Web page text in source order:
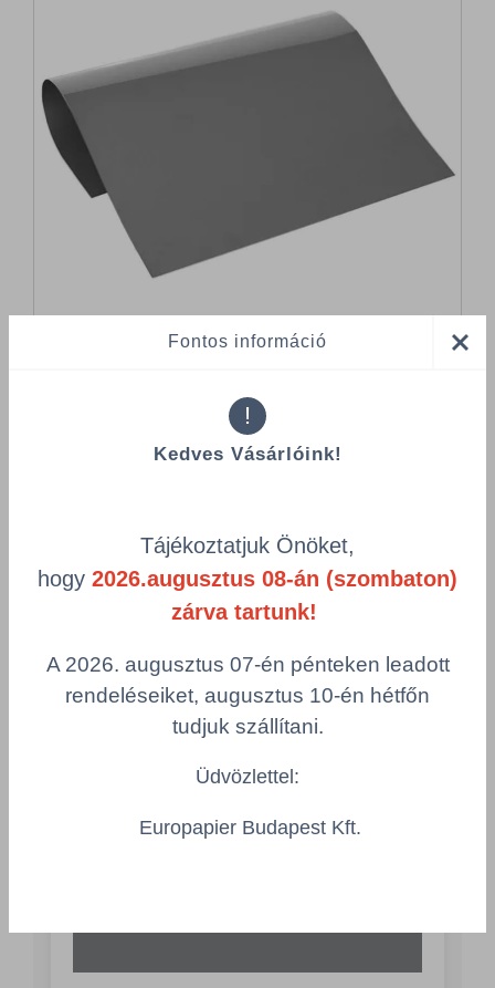
Összes termék (a rendezéshez - SZŰRÉS - kattints a lenti
Termékek oldalanként
Cikkszám Szín
Fontos információ
!
Kedves Vásárlóink!
Tájékoztatjuk Önöket,
hogy 2026.augusztus 08-án (szombaton)
zárva tartunk!
A 2026. augusztus 07-én pénteken leadott
rendeléseiket, augusztus 10-én hétfőn
tudjuk szállítani.
Üdvözlettel:
Europapier Budapest Kft.